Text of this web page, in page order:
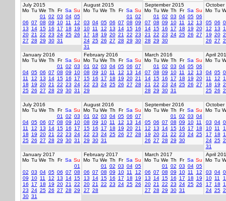
July 2015
Mo Tu We Th Fr Sa Su
01
02 03 04 05
06 07 08 09 10 11
12
13
14 15 16 17 18
19
20 21 22 23 24 25 26
27 28 29 30 31
August 2015
Mo Tu We Th Fr Sa Su
01
02
03 04 05 06 07 08 09
10 11 12 13 14 15 16
17
18 19 20 21 22 23
24 25 26 27 28 29 30
31
September 2015
Mo Tu We Th Fr Sa Su
01
02 03 04 05 06
07 08 09 10 11 12
13
14 15 16 17 18 19 20
21
22 23 24 25 26 27
28 29 30
October
Mo Tu
05 06
12
13
19 20
26 27
January 2016
Mo Tu We Th Fr Sa Su
01
02 03
04 05 06 07 08 09
10
11
12 13 14 15 16
17
18
19 20 21 22 23 24
25 26 27 28 29 30 31
February 2016
Mo Tu We Th Fr Sa Su
01
02 03 04 05 06 07
08 09 10 11 12 13
14
15 16 17 18 19 20 21
22 23 24 25 26 27 28
29
March 2016
Mo Tu We Th Fr Sa Su
01
02 03 04 05 06
07 08 09 10 11 12
13
14 15 16 17 18 19 20
21
22 23 24 25 26 27
28 29 30 31
April
Mo Tu
04 05
11
12
18
19
25 26
July 2016
Mo Tu We Th Fr Sa Su
01
02 03
04 05 06 07 08 09
10
11
12 13 14 15 16
17
18
19 20 21 22 23 24
25 26 27 28 29 30 31
August 2016
Mo Tu We Th Fr Sa Su
01
02 03 04 05 06 07
08 09 10 11 12 13
14
15 16 17 18 19 20 21
22 23 24 25 26 27 28
29 30 31
September 2016
Mo Tu We Th Fr Sa Su
01
02 03 04
05 06 07 08 09 10 11
12
13 14 15 16 17
18
19 20 21 22 23 24 25
26 27 28 29 30
October
Mo Tu
03 04
10 11
17
18
24 25
31
January 2017
Mo Tu We Th Fr Sa Su
01
02 03 04 05 06 07 08
09
10 11 12 13 14 15
16
17 18 19 20 21
22
23 24 25 26 27 28 29
30 31
February 2017
Mo Tu We Th Fr Sa Su
01
02 03 04 05
06 07 08 09 10 11
12
13
14 15 16 17 18
19
20 21 22 23 24 25 26
27 28
March 2017
Mo Tu We Th Fr Sa Su
01
02 03 04 05
06 07 08 09 10 11
12
13
14 15 16 17 18
19
20 21 22 23 24 25 26
27 28 29 30 31
April
Mo Tu
03 04
10 11
17
18
24 25